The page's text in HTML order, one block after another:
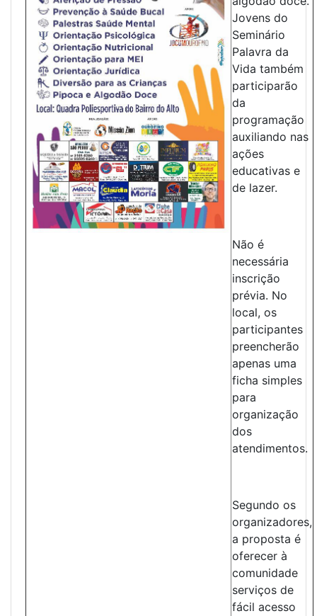
Jovens do
Seminário
Palavra da
Vida também
participarão
da
programação
auxiliando nas
ações
educativas e
de lazer.
Não é
necessária
inscrição
prévia. No
local, os
participantes
preencherão
apenas uma
ficha simples
para
organização
dos
atendimentos.
Segundo os
organizadores,
a proposta é
oferecer à
comunidade
serviços de
fácil acesso